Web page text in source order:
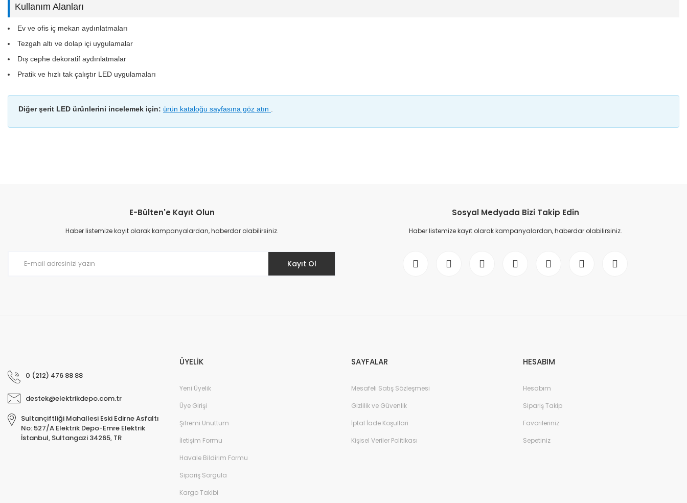
Kullanım Alanları
Ev ve ofis iç mekan aydınlatmaları
Tezgah altı ve dolap içi uygulamalar
Dış cephe dekoratif aydınlatmalar
Pratik ve hızlı tak çalıştır LED uygulamaları
Diğer şerit LED ürünlerini incelemek için: ürün kataloğu sayfasına göz atın
Ürün resmi kalitesiz, bozuk veya görüntülenemiyor.
Ürün açıklamasında eksik bilgiler bulunuyor.
E-Bülten'e Kayıt Olun
Haber listemize kayıt olarak kampanyalardan, haberdar olabilirsiniz.
Kayıt Ol
Sosyal Medyada Bizi Takip Edin
Haber listemize kayıt olarak kampanyalardan, haberdar olabilirsiniz.
0 (212) 476 88 88
destek@elektrikdepo.com.tr
Sultançiftliği Mahallesi Eski Edirne Asfaltı
No: 527/A Elektrik Depo-Emre Elektrik
İstanbul, Sultangazi 34265, TR
ÜYELİK
Yeni Üyelik
Üye Girişi
Şifremi Unuttum
İletişim Formu
Havale Bildirim Formu
Sipariş Sorgula
Kargo Takibi
SAYFALAR
Mesafeli Satış Sözleşmesi
Gizlilik ve Güvenlik
İptal İade Koşullari
Kişisel Veriler Politikası
HESABIM
Hesabım
Sipariş Takip
Favorileriniz
Sepetiniz